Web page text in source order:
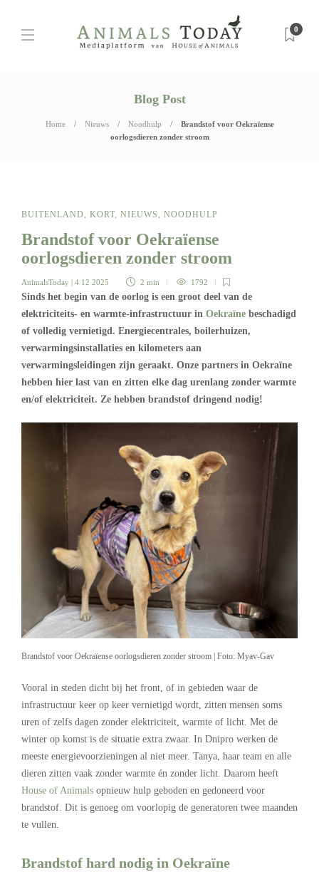
0
Blog Post
Home Nieuws Noodhulp
Brandstof voor Oekraïense
oorlogsdieren zonder stroom
BUITENLAND, KORT, NIEUWS, NOODHULP
Brandstof voor Oekraïense
oorlogsdieren zonder stroom
AnimalsToday | 4 12 2025 2 min 1792
Sinds het begin van de oorlog is een groot deel van de
elektriciteits- en warmte-infrastructuur in Oekraïne beschadigd
of volledig vernietigd. Energiecentrales, boilerhuizen,
verwarmingsinstallaties en kilometers aan
verwarmingsleidingen zijn geraakt. Onze partners in Oekraïne
hebben hier last van en zitten elke dag urenlang zonder warmte
en/of elektriciteit. Ze hebben brandstof dringend nodig!
Brandstof voor Oekraïense oorlogsdieren zonder stroom | Foto: Myav-Gav
Vooral in steden dicht bij het front, of in gebieden waar de
infrastructuur keer op keer vernietigd wordt, zitten mensen soms
uren of zelfs dagen zonder elektriciteit, warmte of licht. Met de
winter op komst is de situatie extra zwaar. In Dnipro werken de
meeste energievoorzieningen al niet meer. Tanya, haar team en alle
dieren zitten vaak zonder warmte én zonder licht. Daarom heeft
House of Animals opnieuw hulp geboden en gedoneerd voor
brandstof. Dit is genoeg om voorlopig de generatoren twee maanden
te vullen.
Brandstof hard nodig in Oekraïne